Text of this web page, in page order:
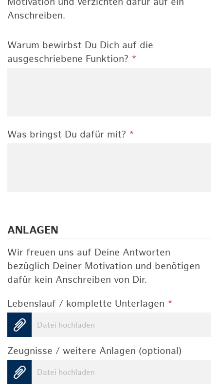
Anschreiben.
Warum bewirbst Du Dich auf die
ausgeschriebene Funktion? *
Was bringst Du dafür mit? *
ANLAGEN
Wir freuen uns auf Deine Antworten
bezüglich Deiner Motivation und benötigen
dafür kein Anschreiben von Dir.
Lebenslauf / komplette Unterlagen *
Datei hochladen
Zeugnisse / weitere Anlagen (optional)
Datei hochladen